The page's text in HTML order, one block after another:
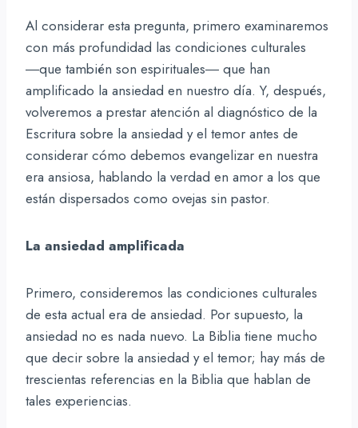
Al considerar esta pregunta, primero examinaremos
con más profundidad las condiciones culturales
―que también son espirituales― que han
amplificado la ansiedad en nuestro día. Y, después,
volveremos a prestar atención al diagnóstico de la
Escritura sobre la ansiedad y el temor antes de
considerar cómo debemos evangelizar en nuestra
era ansiosa, hablando la verdad en amor a los que
están dispersados como ovejas sin pastor.
La ansiedad amplificada
Primero, consideremos las condiciones culturales
de esta actual era de ansiedad. Por supuesto, la
ansiedad no es nada nuevo. La Biblia tiene mucho
que decir sobre la ansiedad y el temor; hay más de
trescientas referencias en la Biblia que hablan de
tales experiencias.